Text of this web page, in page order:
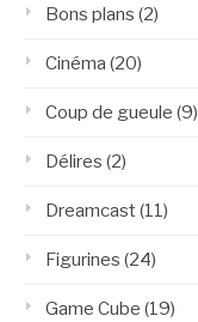
Bons plans (2)
Cinéma (20)
Coup de gueule (9)
Délires (2)
Dreamcast(11)
Figurines (24)
Game Cube (19)